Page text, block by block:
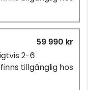
59 990 kr
2-6
tillgänglig hos